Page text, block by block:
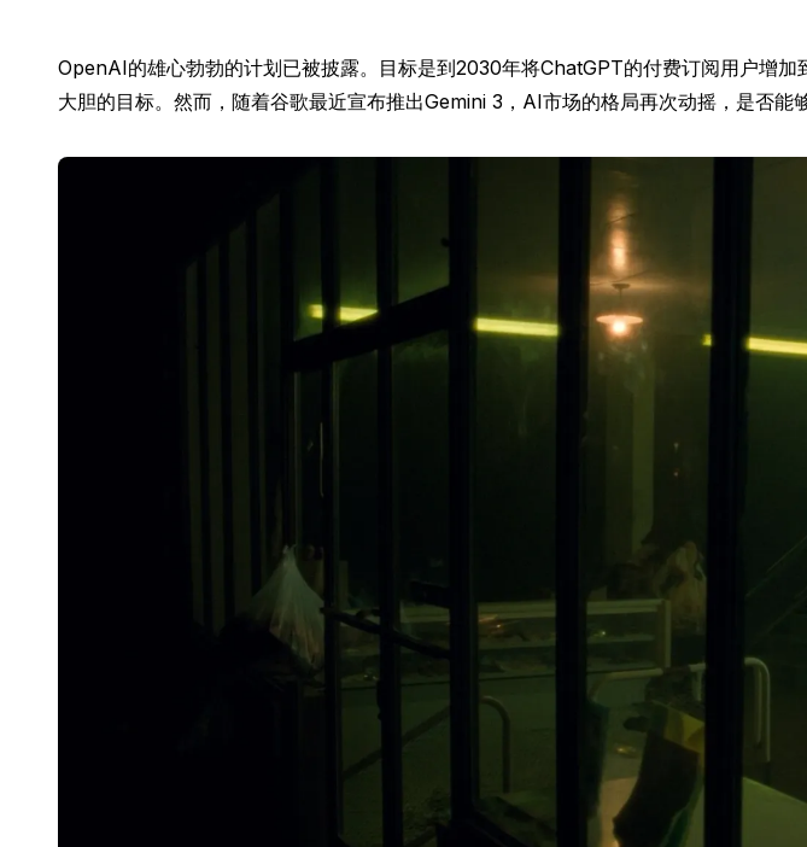
OpenAI的雄心勃勃的计划已被披露。目标是到2030年将ChatGPT的付费订阅用户增
大胆的目标。然而，随着谷歌最近宣布推出Gemini 3，AI市场的格局再次动摇，是否能